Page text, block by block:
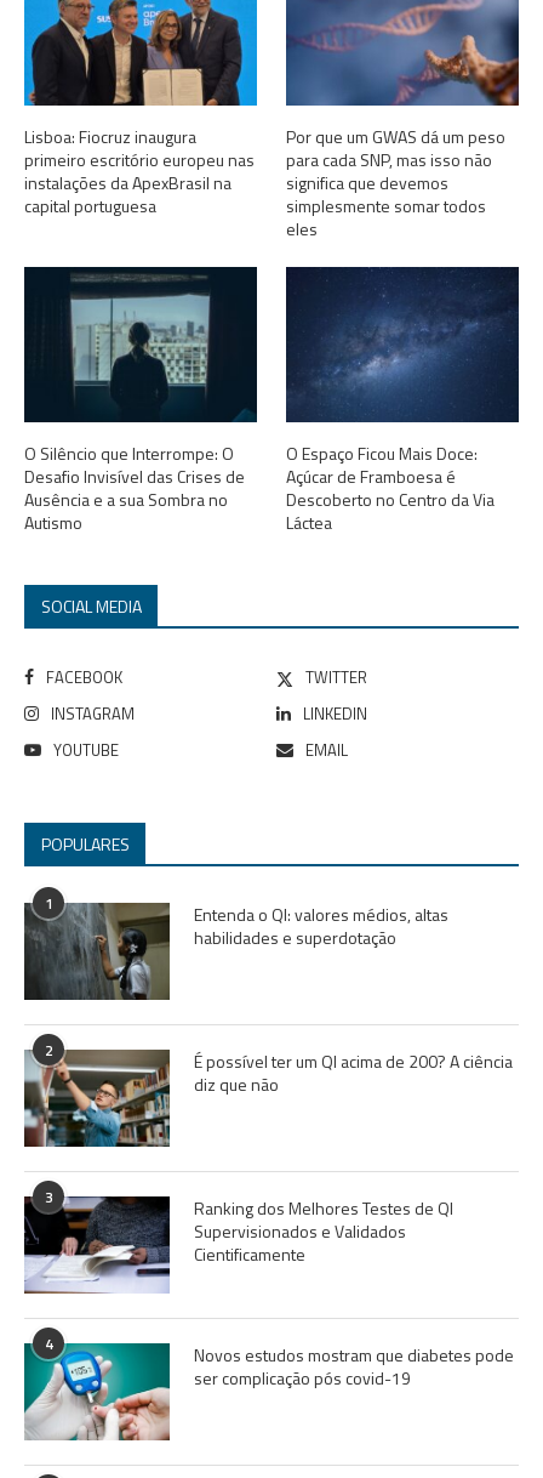
Lisboa: Fiocruz inaugura
primeiro escritório europeu nas
instalações da ApexBrasil na
capital portuguesa
Por que um GWAS dá um peso
para cada SNP, mas isso não
significa que devemos
simplesmente somar todos
eles
O Silêncio que Interrompe: O
Desafio Invisível das Crises de
Ausência e a sua Sombra no
Autismo
O Espaço Ficou Mais Doce:
Açúcar de Framboesa é
Descoberto no Centro da Via
Láctea
SOCIAL MEDIA
FACEBOOK
TWITTER
INSTAGRAM
LINKEDIN
YOUTUBE
EMAIL
POPULARES
1
Entenda o QI: valores médios, altas
habilidades e superdotação
2
É possível ter um QI acima de 200? A ciência
diz que não
3
Ranking dos Melhores Testes de QI
Supervisionados e Validados
Cientificamente
4
Novos estudos mostram que diabetes pode
ser complicação pós covid-19